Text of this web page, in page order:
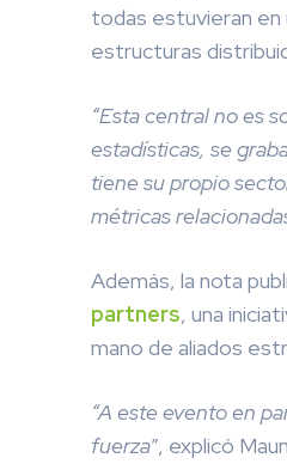
todas estuvieran en
estructuras
“Esta central no es
estadísticas, se
tiene su propio
métricas
Además, la nota
partners, una
mano de aliados
“A este evento en
fuerza”, explicó